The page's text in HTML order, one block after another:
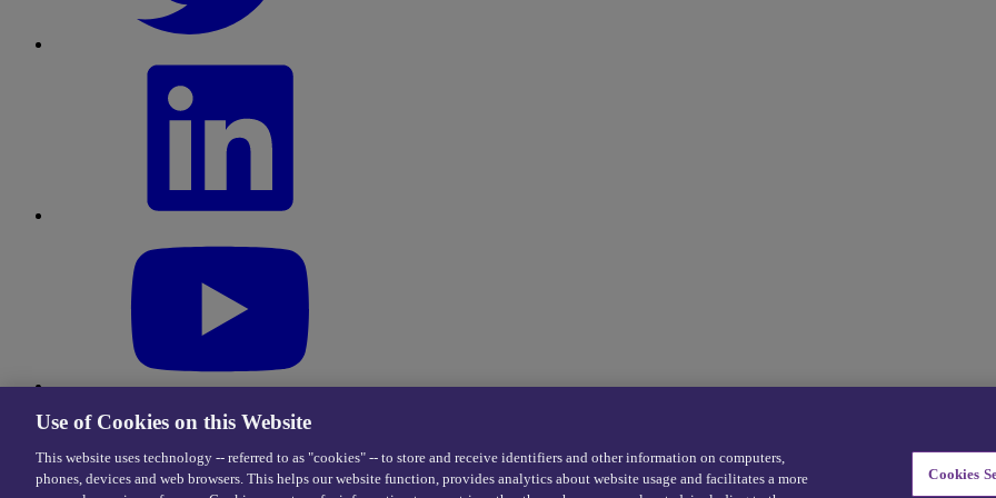
Condizioni di utilizzo| Privacy Center
© 2026 eDriving, LLC. Tutti i diritti riservati.
Use of Cookies on this Website
This website uses technology -- referred to as "cookies" -- to store and receive identifiers and other information on computers,
phones, devices and web browsers. This helps our website function, provides analytics about website usage and facilitates a more
Cookies